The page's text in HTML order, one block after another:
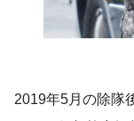
2019年5月の除隊